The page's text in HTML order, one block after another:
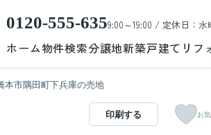
0120-555-6359:00～19:00 / 定休日：水
ホーム物件検索分譲地新築戸建て リフ
本市隅田町下兵庫の売地
印刷する お